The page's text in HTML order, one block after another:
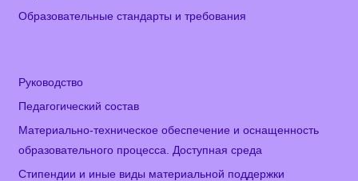
Образовательные стандарты и требования
Руководство
Педагогический состав
Материально-техническое обеспечение и оснащенность
образовательного процесса. Доступная среда
Стипендии и иные виды материальной поддержки